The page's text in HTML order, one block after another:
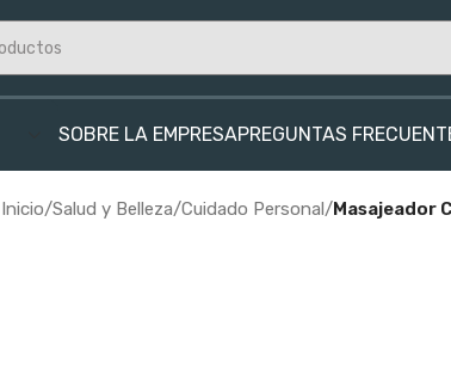
SOBRE LA EMPRESAPREGUNTAS
Inicio/Salud y Belleza/Cuidado Personal/Masajeador